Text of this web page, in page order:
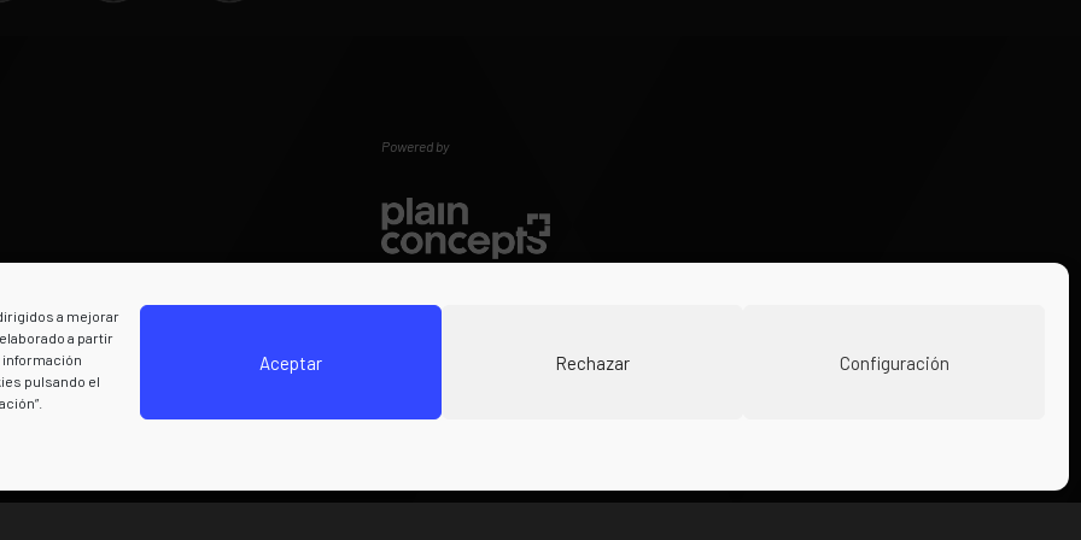
a mejorar
a partir
información
pulsando el
Aceptar Rechazar Configuración
Powered by